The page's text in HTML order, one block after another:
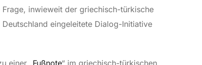
inwieweit der griechisch-türkische
eingeleitete Dialog-Initiative
einer „Fußnote“ im griechisch-türkischen